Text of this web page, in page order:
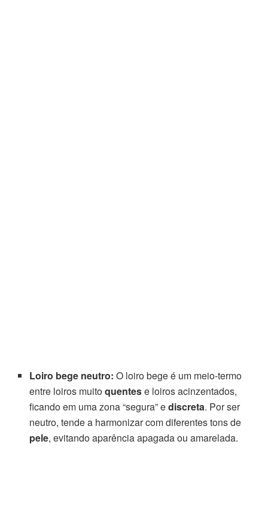
Loiro bege neutro:O loiro bege é um meio-termo
entre loiros muitoquentese loiros acinzentados,
ficando em uma zona “segura” ediscreta. Por ser
neutro, tende a harmonizar com diferentes tons de
pele, evitando aparência apagada ou amarelada.